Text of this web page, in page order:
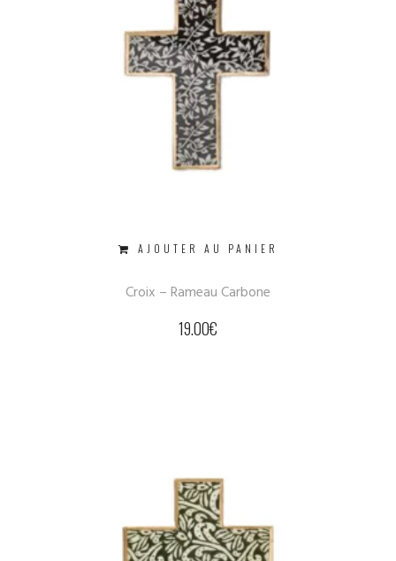
AJOUTER AU PANIER
Croix – Rameau Carbone
19.00€